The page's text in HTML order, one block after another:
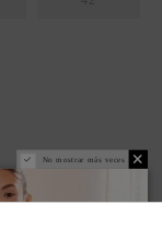
LA GUÍA.
No mostrar más veces